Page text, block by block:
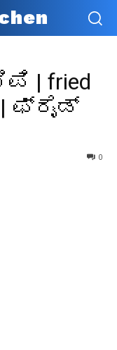
| fried
| ಫ್ರೈಡ್
0